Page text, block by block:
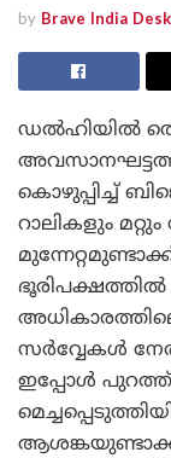
by Brave India Desk
ഡല്‍ഹിയില്‍
കൊഴുപ്പിച്ച്
റാലികളും
ഭൂരിപക്ഷത്തില്‍
സര്‍വ്വേകള്‍
ഇപ്പോള്‍ പുറത്ത്